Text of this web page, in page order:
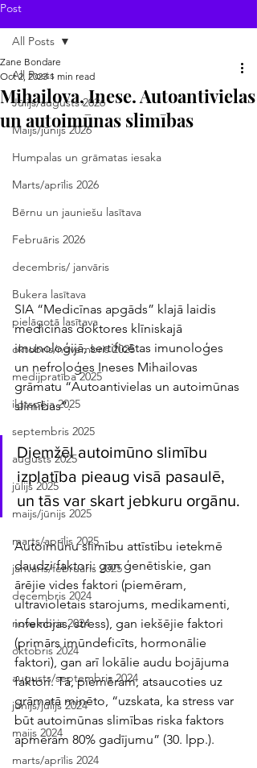
Post
All Posts
Jūlijs/augusts 2026
Maijs/jūnijs 2026
Humpalas un grāmatas iesaka
Marts/aprīlis 2026
Bērnu un jauniešu lasītava
Februāris 2026
decembris/ janvāris
Bukera lasītava
pielāgotā lasītava
oktobris/novembris 2025
medijpratība 2025
ilgtspēja 2025
septembris 2025
augusts 2025
jūlijs 2025
maijs/jūnijs 2025
marts/aprīlis 2025
janvāris/februāris 2025
decembris 2024
novembris 2024
oktobris 2024
augusts/septembris 2024
jūnijs/jūlijs 2024
maijs 2024
marts/aprīlis 2024
All Posts
Mihailova, Inese. Autoantivielas
un autoimūnas slimības
Zane Bondare
Oct 2, 2023 1 min read
SIA “Medicīnas apgāds” klajā laidis
medicīnas doktores klīniskajā
imunoloģijā, sertificētas imunoloģes
un nefroloģes Ineses Mihailovas
grāmatu “Autoantivielas un autoimūnas
slimības”.
Diemžēl autoimūno slimību
izplatība pieaug visā pasaulē,
un tās var skart jebkuru orgānu.
Autoimūnu slimību attīstību ietekmē
daudzi faktori: gan ģenētiskie, gan
ārējie vides faktori (piemēram,
ultravioletais starojums, medikamenti,
infekcijas, stress), gan iekšējie faktori
(primārs imūndeficīts, hormonālie
faktori), gan arī lokālie audu bojājuma
faktori. Tā, piemēram, atsaucoties uz
grāmatā minēto, “uzskata, ka stress var
būt autoimūnas slimības riska faktors
apmēram 80% gadījumu” (30. lpp.).